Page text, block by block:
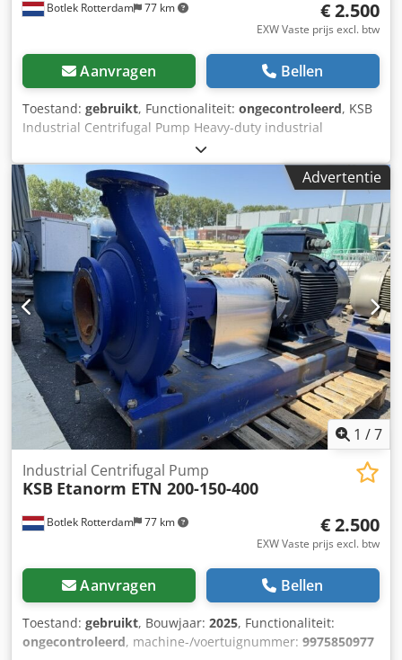
Botlek Rotterdam 77 km € 2.500
EXW Vaste prijs excl. btw
Aanvragen Bellen
Toestand: gebruikt, Functionaliteit: ongecontroleerd, KSB
Industrial Centrifugal Pump Heavy-duty industrial
centrifugal pump complete with a high-efficiency Siemens
IE3 electric motor, mounted on a steel base frame. The
unit has been professionally dismantled from an industrial
production facility and is available immediately from our
warehouse in Rotterdam, The Netherlands. Suitable for
water, cooling water and a wide range of industrial
process applications. Technical Specifications -Pump
Manufacturer: KSB -Pump Type: Industrial Centrifugal
Pump -Motor Manufacturer: Siemens -Motor Efficiency: IE3
Premium Efficiency Codpfezltmlox Am Asrf -Motor Power:
55 kW -Voltage: 400 / 690 V -Frequency: 50 / 60 Hz -Speed:
1482 rpm (50 Hz) -Protection Class: IP55 -Mounting: Steel
base frame -Condition: Used -Location: Rotterdam, The
Netherlands SURPLUS – Industrial Solutions From Surplus
to 2nd Life
Advertentie
1 /7
Botlek Rotterdam 77 km
Industrial Centrifugal Pump
KSB Etanorm ETN 200-150-400
€ 2.500
EXW Vaste prijs excl. btw
Aanvragen Bellen
Toestand: gebruikt, Bouwjaar: 2025, Functionaliteit:
ongecontroleerd, machine-/voertuignummer: 9975850977